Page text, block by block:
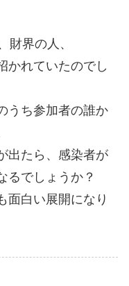
財界の人、
かれていたのでし
うち参加者の誰か
出たら、感染者が
るでしょうか？
面白い展開になり